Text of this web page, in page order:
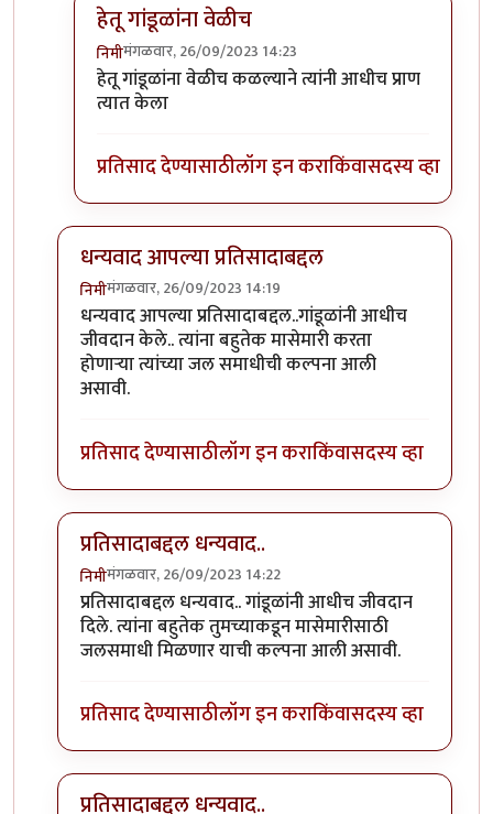
हेतू गांडूळांना वेळीच
निमीमंगळवार, 26/09/2023 14:23
In reply toटपोरे गांडुळ आहेत, ही गांडुळंbyगवि
हेतू गांडूळांना वेळीच कळल्याने त्यांनी आधीच प्राण
त्यात केला
प्रतिसाद देण्यासाठीलॉग इन कराकिंवासदस्य व्हा
धन्यवाद आपल्या प्रतिसादाबद्दल
निमीमंगळवार, 26/09/2023 14:19
In reply toछान. खत प्रकल्प आवडला. आमच्याby
धन्यवाद आपल्या प्रतिसादाबद्दल..गांडूळांनी आधीच
जीवदान केले.. त्यांना बहुतेक मासेमारी करता
होणाऱ्या त्यांच्या जल समाधीची कल्पना आली
असावी.
प्रतिसाद देण्यासाठीलॉग इन कराकिंवासदस्य व्हा
प्रतिसादाबद्दल धन्यवाद..
निमीमंगळवार, 26/09/2023 14:22
In reply toछान. खत प्रकल्प आवडला. आमच्याby
प्रतिसादाबद्दल धन्यवाद.. गांडूळांनी आधीच जीवदान
दिले. त्यांना बहुतेक तुमच्याकडून मासेमारीसाठी
जलसमाधी मिळणार याची कल्पना आली असावी.
प्रतिसाद देण्यासाठीलॉग इन कराकिंवासदस्य व्हा
प्रतिसादाबद्दल धन्यवाद..